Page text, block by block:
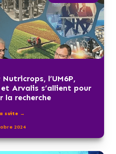
l’UM6P,
Arvalis s’allient pour
la recherche
suite →
2024